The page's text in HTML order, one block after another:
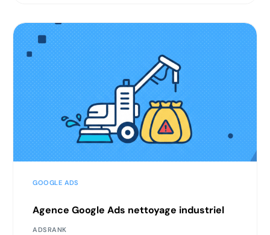
GOOGLE ADS
Agence Google Ads nettoyage industriel
ADSRANK